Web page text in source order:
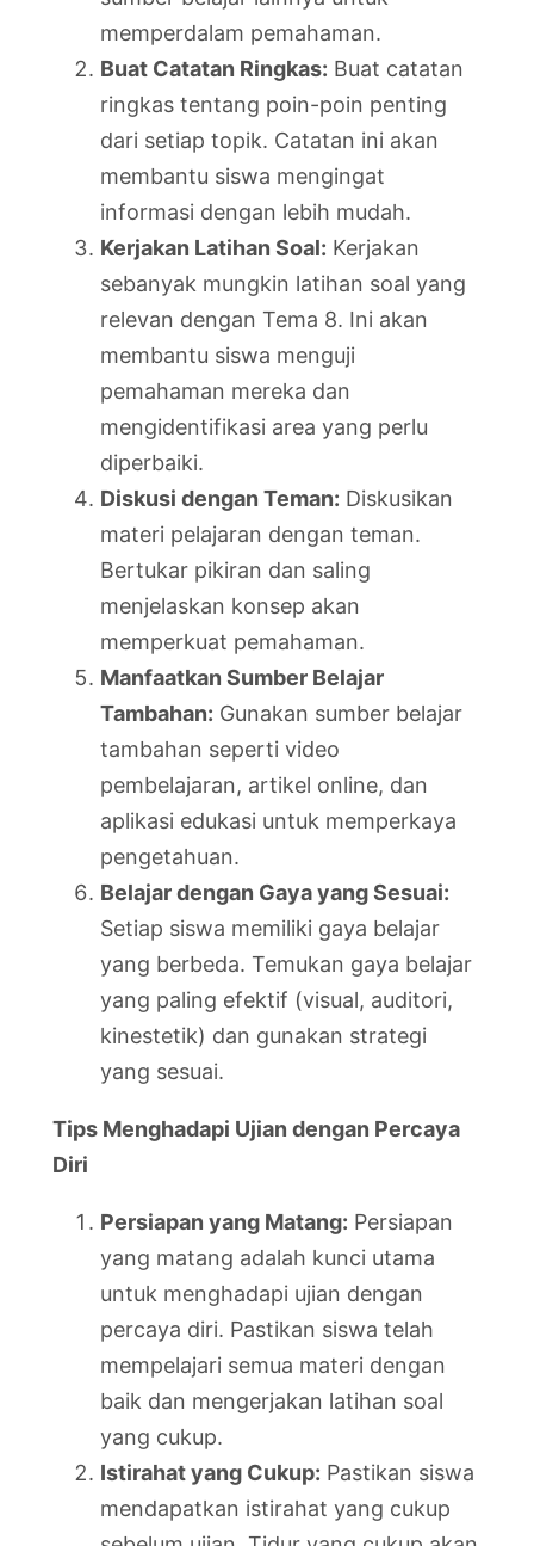
memperdalam pemahaman.
Buat Catatan Ringkas: Buat catatan
ringkas tentang poin-poin penting
dari setiap topik. Catatan ini akan
membantu siswa mengingat
informasi dengan lebih mudah.
Kerjakan Latihan Soal: Kerjakan
sebanyak mungkin latihan soal yang
relevan dengan Tema 8. Ini akan
membantu siswa menguji
pemahaman mereka dan
mengidentifikasi area yang perlu
diperbaiki.
Diskusi dengan Teman: Diskusikan
materi pelajaran dengan teman.
Bertukar pikiran dan saling
menjelaskan konsep akan
memperkuat pemahaman.
Manfaatkan Sumber Belajar
Tambahan: Gunakan sumber belajar
tambahan seperti video
pembelajaran, artikel online, dan
aplikasi edukasi untuk memperkaya
pengetahuan.
Belajar dengan Gaya yang Sesuai:
Setiap siswa memiliki gaya belajar
yang berbeda. Temukan gaya belajar
yang paling efektif (visual, auditori,
kinestetik) dan gunakan strategi
yang sesuai.
Tips Menghadapi Ujian dengan Percaya
Diri
Persiapan yang Matang: Persiapan
yang matang adalah kunci utama
untuk menghadapi ujian dengan
percaya diri. Pastikan siswa telah
mempelajari semua materi dengan
baik dan mengerjakan latihan soal
yang cukup.
Istirahat yang Cukup: Pastikan siswa
mendapatkan istirahat yang cukup